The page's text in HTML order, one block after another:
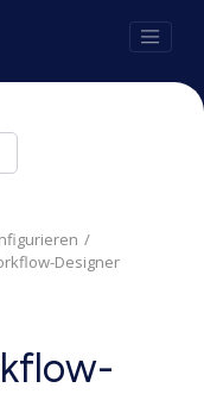
Designer